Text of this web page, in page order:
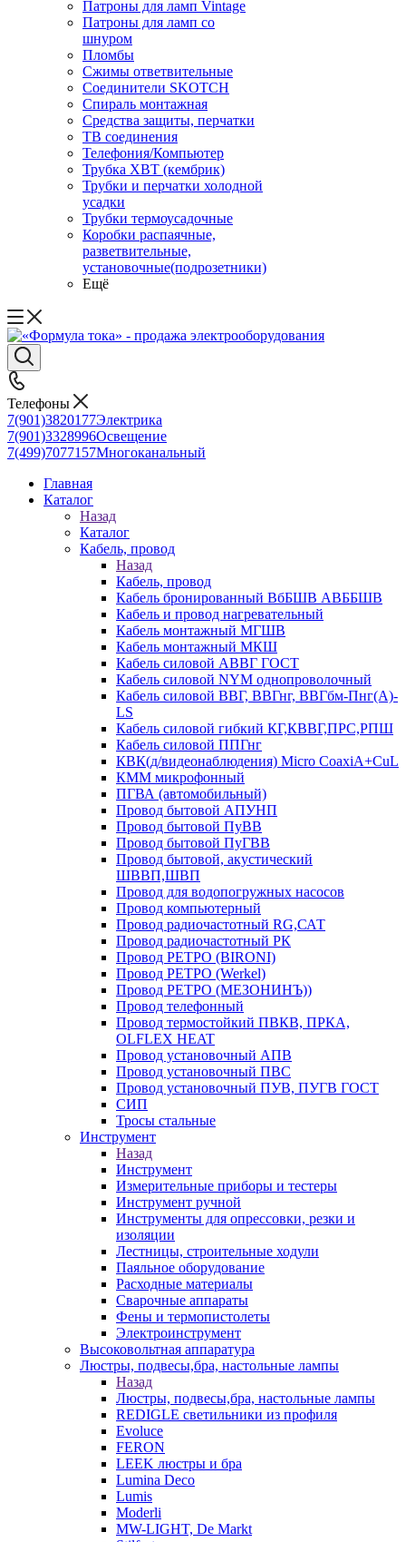
Патроны для ламп Vintage
Патроны для ламп со
шнуром
Пломбы
Сжимы ответвительные
Соединители SKOTCH
Спираль монтажная
Средства защиты, перчатки
ТВ соединения
Телефония/Компьютер
Трубка ХВТ (кембрик)
Трубки и перчатки холодной
усадки
Трубки термоусадочные
Коробки распаячные,
разветвительные,
установочные(подрозетники)
Ещё
Телефоны
7(901)3820177Электрика
7(901)3328996Освещение
7(499)7077157Многоканальный
Главная
Каталог
Назад
Каталог
Кабель, провод
Назад
Кабель, провод
Кабель бронированный ВбБШВ АВББШВ
Кабель и провод нагревательный
Кабель монтажный МГШВ
Кабель монтажный МКШ
Кабель силовой АВВГ ГОСТ
Кабель силовой NYM однопроволочный
Кабель силовой ВВГ, ВВГнг, ВВГбм-Пнг(А)-
LS
Кабель силовой гибкий КГ,КВВГ,ПРС,РПШ
Кабель силовой ППГнг
КВК(д/видеонаблюдения) Micro CoaxiA+CuL
КММ микрофонный
ПГВА (автомобильный)
Провод бытовой АПУНП
Провод бытовой ПуВВ
Провод бытовой ПуГВВ
Провод бытовой, акустический
ШВВП,ШВП
Провод для водопогружных насосов
Провод компьютерный
Провод радиочастотный RG,САТ
Провод радиочастотный РК
Провод РЕТРО (BIRONI)
Провод РЕТРО (Werkel)
Провод РЕТРО (МЕЗОНИНЪ))
Провод телефонный
Провод термостойкий ПВКВ, ПРКА,
OLFLEX HEAT
Провод установочный АПВ
Провод установочный ПВС
Провод установочный ПУВ, ПУГВ ГОСТ
СИП
Тросы стальные
Инструмент
Назад
Инструмент
Измерительные приборы и тестеры
Инструмент ручной
Инструменты для опрессовки, резки и
изоляции
Лестницы, строительные ходули
Паяльное оборудование
Расходные материалы
Сварочные аппараты
Фены и термопистолеты
Электроинструмент
Высоковольтная аппаратура
Люстры, подвесы,бра, настольные лампы
Назад
Люстры, подвесы,бра, настольные лампы
REDIGLE светильники из профиля
Evoluce
FERON
LEEK люстры и бра
Lumina Deco
Lumis
Moderli
MW-LIGHT, De Markt